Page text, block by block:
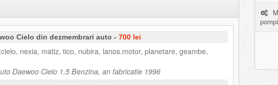
Cielo din dezmembrari auto - 700 lei
nexia, matiz, tico, nubira, lanos.motor, planetare, geambe,
Daewoo Cielo 1,5 Benzina, an fabricatie 1996